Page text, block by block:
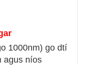
1000nm) go dtí
agus níos